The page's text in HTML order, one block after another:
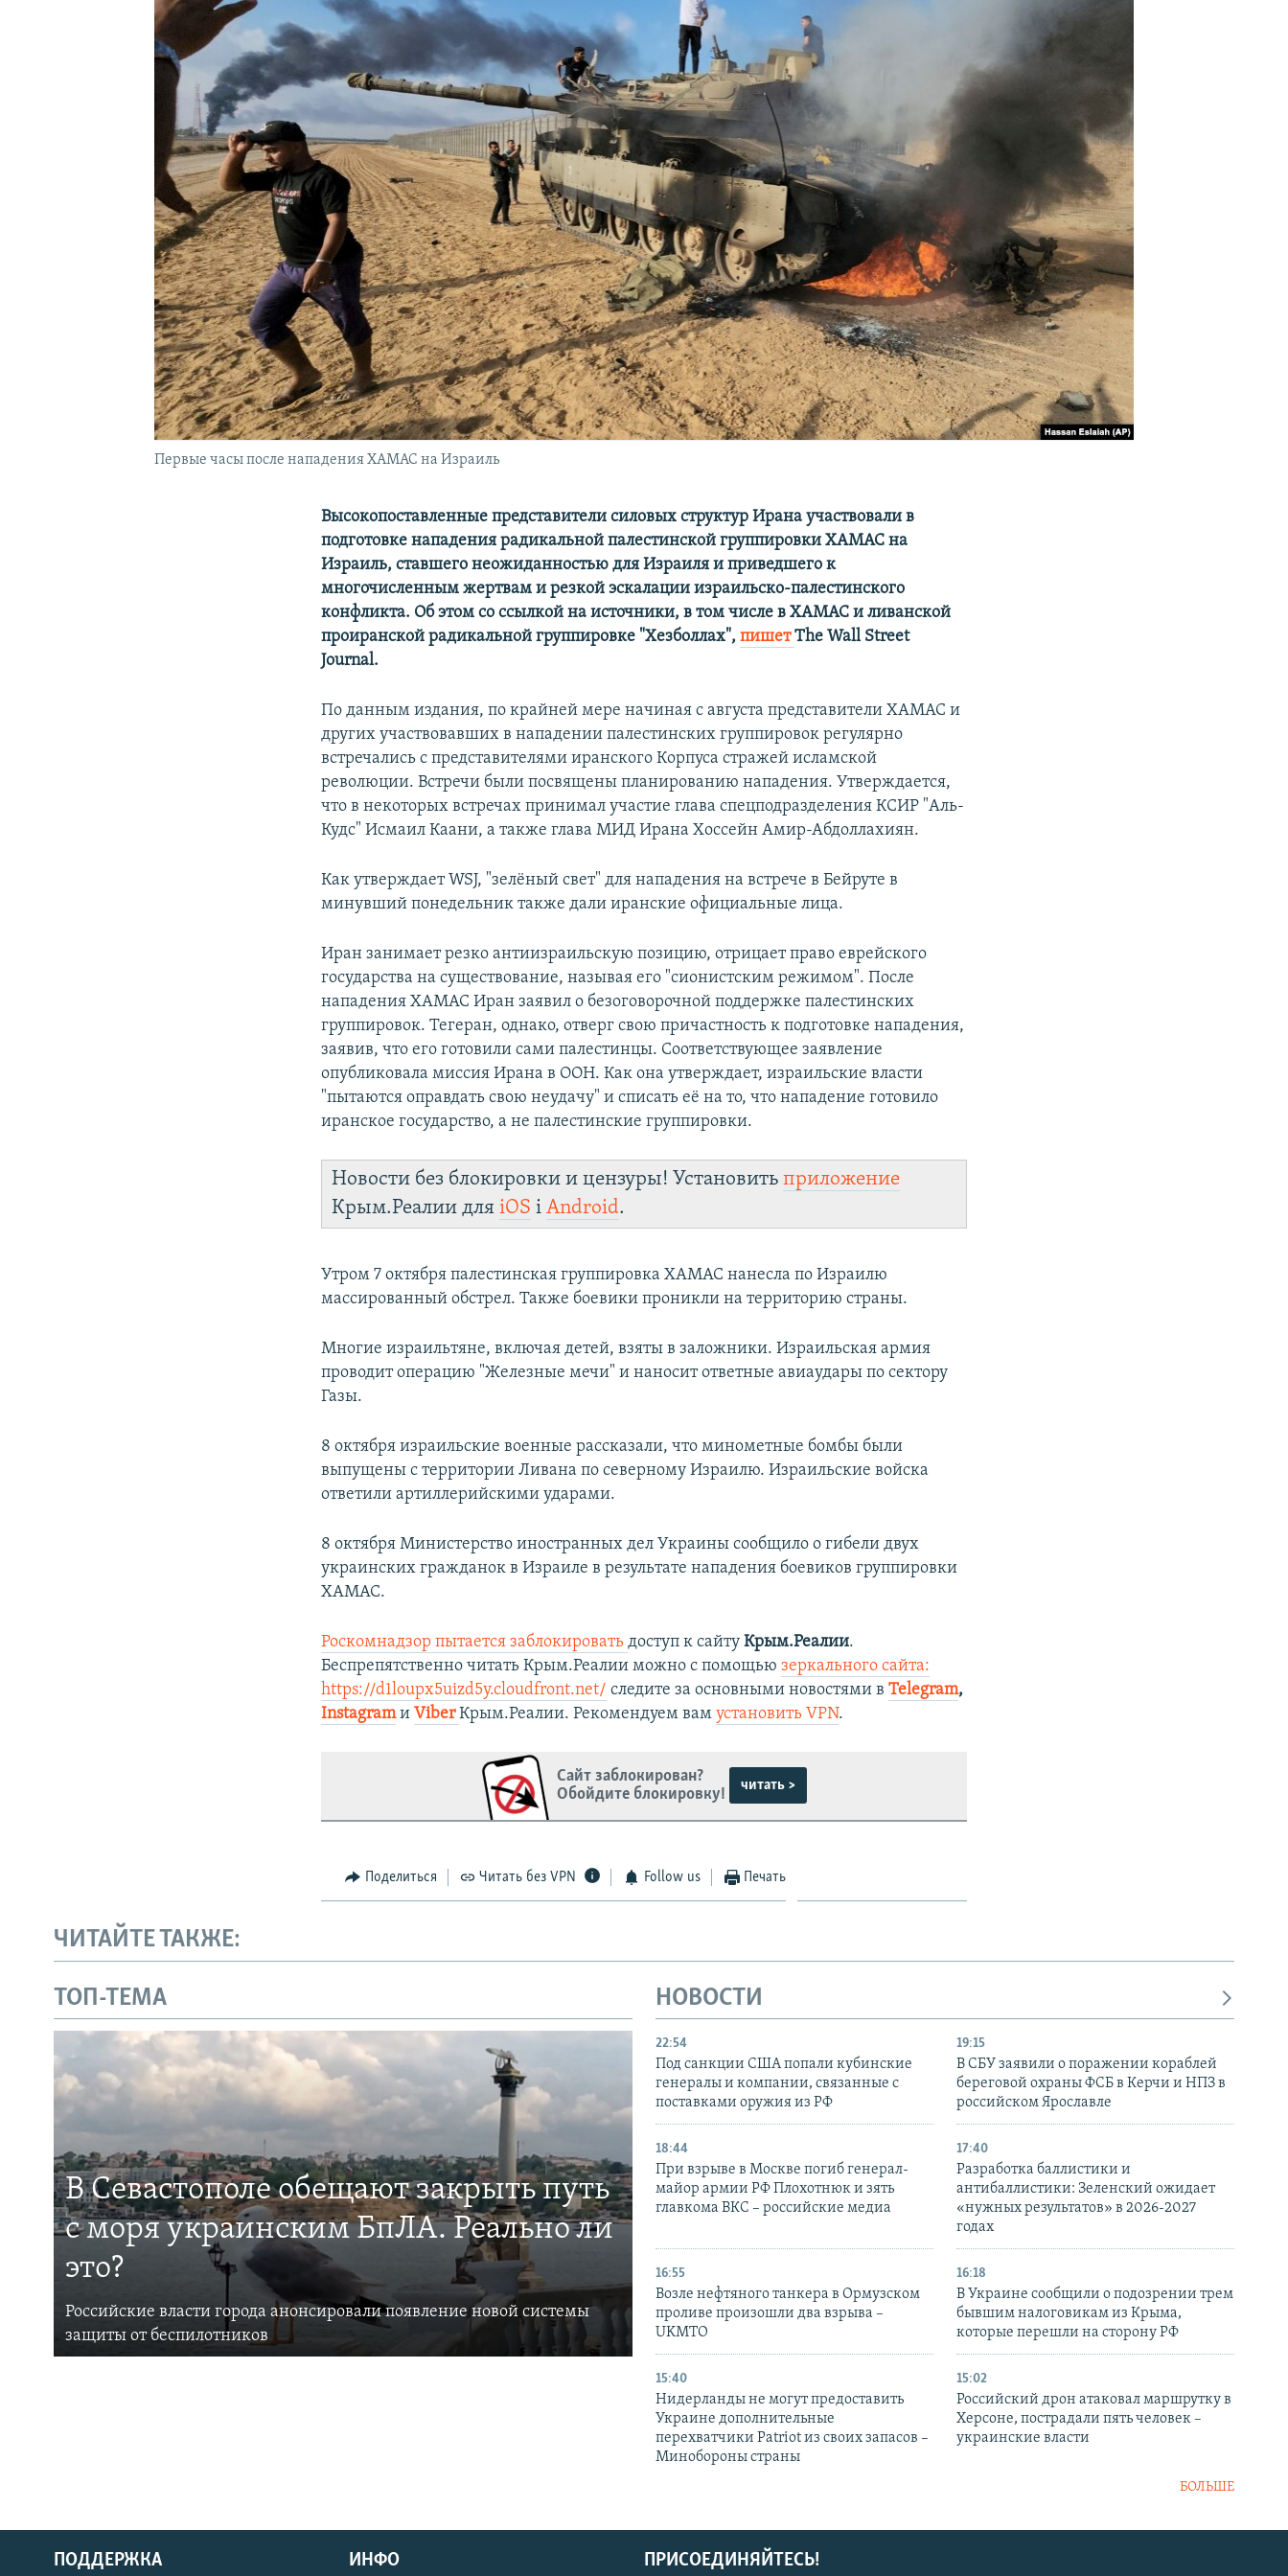
КРЫМ.НЕПОКОРЕННЫЙ
УКРАИНСКАЯ ПРОБЛЕМА КРЫМА
Первые часы после нападения ХАМАС на Израиль
Высокопоставленные представители силовых структур Ирана участвовали в
подготовке нападения радикальной палестинской группировки ХАМАС на
Израиль, ставшего неожиданностью для Израиля и приведшего к
многочисленным жертвам и резкой эскалации израильско-палестинского
конфликта. Об этом со ссылкой на источники, в том числе в ХАМАС и ливанской
проиранской радикальной группировке "Хезболлах",пишетThe Wall Street
Journal.
По данным издания, по крайней мере начиная с августа представители ХАМАС и
других участвовавших в нападении палестинских группировок регулярно
встречались с представителями иранского Корпуса стражей исламской
революции. Встречи были посвящены планированию нападения. Утверждается,
что в некоторых встречах принимал участие глава спецподразделения КСИР "Аль-
Кудс" Исмаил Каани, а также глава МИД Ирана Хоссейн Амир-Абдоллахиян.
Как утверждает WSJ, "зелёный свет" для нападения на встрече в Бейруте в
минувший понедельник также дали иранские официальные лица.
Иран занимает резко антиизраильскую позицию, отрицает право еврейского
государства на существование, называя его "сионистским режимом". После
нападения ХАМАС Иран заявил о безоговорочной поддержке палестинских
группировок. Тегеран, однако, отверг свою причастность к подготовке нападения,
заявив, что его готовили сами палестинцы. Соответствующее заявление
опубликовала миссия Ирана в ООН. Как она утверждает, израильские власти
"пытаются оправдать свою неудачу" и списать её на то, что нападение готовило
иранское государство, а не палестинские группировки.
Новости без блокировки и цензуры! Установитьприложение
Крым.Реалии дляiOS іAndroid.
Утром 7 октября палестинская группировка ХАМАС нанесла по Израилю
массированный обстрел. Также боевики проникли на территорию страны.
Многие израильтяне, включая детей, взяты в заложники. Израильская армия
проводит операцию "Железные мечи" и наносит ответные авиаудары по сектору
Газы.
8 октября израильские военные рассказали, что минометные бомбы были
выпущены с территории Ливана по северному Израилю. Израильские войска
ответили артиллерийскими ударами.
8 октября Министерство иностранных дел Украины сообщило о гибели двух
украинских гражданок в Израиле в результате нападения боевиков группировки
ХАМАС.
Роскомнадзор пытается заблокироватьдоступ к сайтуКрым.Реалии.
Беспрепятственно читать Крым.Реалии можно с помощьюзеркального сайта:
https://d1loupx5uizd5y.cloudfront.net/ следите за основными новостями вTelegram,
InstagramиViber Крым.Реалии. Рекомендуем вамустановить VPN.
Сайт заблокирован?
Обойдите блокировку!
читать >
Поделиться Читать без VPN Follow us Печать
ЧИТАЙТЕ ТАКЖЕ:
ТОП-ТЕМА
В Севастополе обещают закрыть путь
с моря украинским БпЛА. Реально ли
это?
Российские власти города анонсировали появление новой системы
защиты от беспилотников
НОВОСТИ
22:54
Под санкции США попали кубинские
генералы и компании, связанные с
поставками оружия из РФ
19:15
В СБУ заявили о поражении кораблей
береговой охраны ФСБ в Керчи и НПЗ в
российском Ярославле
18:44
При взрыве в Москве погиб генерал-
майор армии РФ Плохотнюк и зять
главкома ВКС – российские медиа
17:40
Разработка баллистики и
антибаллистики: Зеленский ожидает
«нужных результатов» в 2026-2027
годах
16:55
Возле нефтяного танкера в Ормузском
проливе произошли два взрыва –
UKMTO
16:18
В Украине сообщили о подозрении трем
бывшим налоговикам из Крыма,
которые перешли на сторону РФ
15:40
Нидерланды не могут предоставить
Украине дополнительные
перехватчики Patriot из своих запасов –
Минобороны страны
15:02
Российский дрон атаковал маршрутку в
Херсоне, пострадали пять человек –
украинские власти
БОЛЬШЕ
ПРИСОЕДИНЯЙТЕСЬ!
ПОДДЕРЖКА ИНФО